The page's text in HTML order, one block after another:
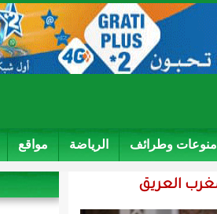
منوعات وطرائف الرياضة مواقع